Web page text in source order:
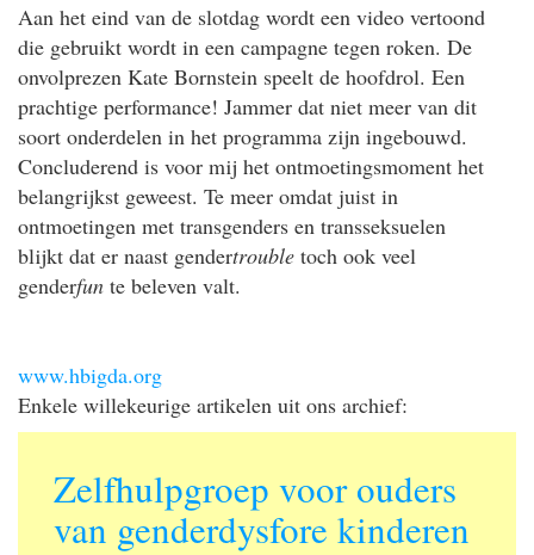
Aan het eind van de slotdag wordt een video vertoond
die gebruikt wordt in een campagne tegen roken. De
onvolprezen Kate Bornstein speelt de hoofdrol. Een
prachtige performance! Jammer dat niet meer van dit
soort onderdelen in het programma zijn ingebouwd.
Concluderend is voor mij het ontmoetingsmoment het
belangrijkst geweest. Te meer omdat juist in
ontmoetingen met transgenders en transseksuelen
blijkt dat er naast gendertrouble toch ook veel
genderfun te beleven valt.
www.hbigda.org
Enkele willekeurige artikelen uit ons archief:
Zelfhulpgroep voor ouders
van genderdysfore kinderen